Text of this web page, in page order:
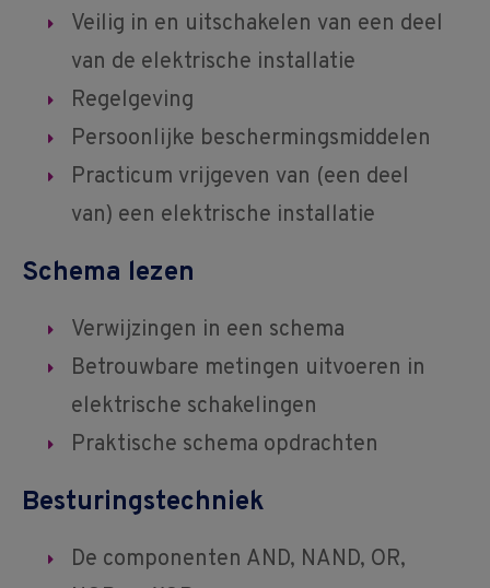
Veilig in en uitschakelen van een deel
van de elektrische installatie
Regelgeving
Persoonlijke beschermingsmiddelen
Practicum vrijgeven van (een deel
van) een elektrische installatie
Schema lezen
Verwijzingen in een schema
Betrouwbare metingen uitvoeren in
elektrische schakelingen
Praktische schema opdrachten
Besturingstechniek
De componenten AND, NAND, OR,